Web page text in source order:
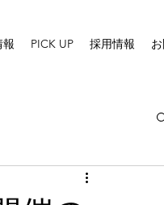
報 PICK UP 採用情報